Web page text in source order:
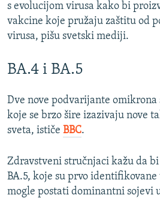
TRI DECENIJE OD RATA U BIH
SVE KARTE DEJTONA
s evolucijom virusa kako bi
vakcine koje pružaju zaštitu od
virusa, pišu svetski mediji.
BA.4 i BA.5
Dve nove podvarijante omikrona
koje se brzo šire izazivaju nove
sveta, ističe BBC.
Zdravstveni stručnjaci kažu da
BA.5, koje su prvo
mogle postati dominantni sojevi